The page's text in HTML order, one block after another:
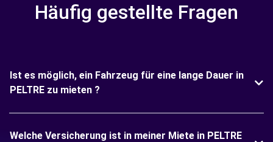
Häufig gestellte Fragen
Ist es möglich, ein Fahrzeug für eine lange Dauer in
PELTRE zu mieten ?
Welche Versicherung ist in meiner Miete in PELTRE